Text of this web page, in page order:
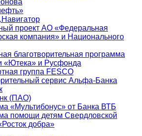
проект АО «Федеральная
компания» и Национального
благотворительная программа
«Ютека» и Русфонда
группа FESCO
сервис Альфа-Банка
(ПАО)
«Мультибонус» от Банка ВТБ
помощи детям Свердловской
добра»